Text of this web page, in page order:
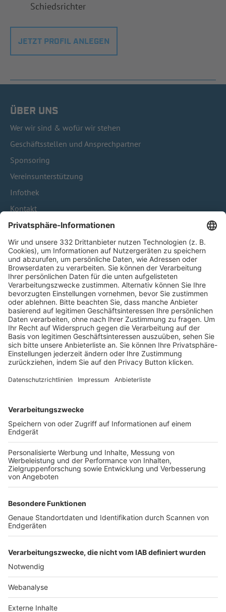
Schiedsrichter
JETZT PROFIL ANLEGEN
ÜBER UNS
Wer wir sind & wofür wir stehen
Geschäftsstellen und Ansprechpartner
Sponsoring
Vereinsunterstützung
Infothek
Kontakt
HÄUFIG BESUCHTE SEITEN
Pässe und Vereinswechsel
Trainerausbildung
Schulungsangebot Vereinsmitarbeiter
BFV-Geschäftsstellen
Trainerbörse
Login SpielPlus
FOLGE DEM BFV
TOP-VEREINE
TOP-PARTNER
Nutzungsbedingungen Datenschutz Impressum